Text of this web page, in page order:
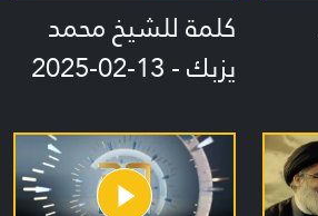
كلمة للشيخ محمد
يزبك - 13-02-2025